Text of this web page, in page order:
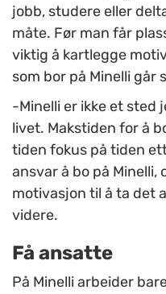
jobb, studere eller
måte. Før man får
viktig å kartlegge
som bor på Minelli går
-Minelli er ikke et sted
livet. Makstiden for å
tiden fokus på tiden
ansvar å bo på Minelli,
motivasjon til å ta det
videre.
Få ansatte
På Minelli arbeider